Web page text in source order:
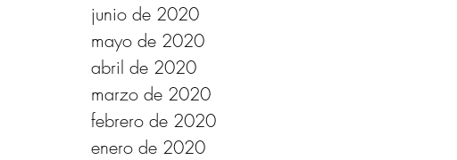
junio de 2020
mayo de 2020
abril de 2020
marzo de 2020
febrero de 2020
enero de 2020